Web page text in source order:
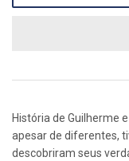
História de Guilherme
apesar de diferentes,
descobriram seus